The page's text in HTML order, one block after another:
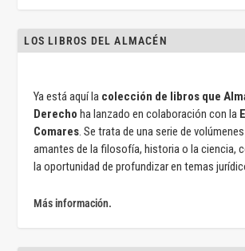
LOS LIBROS DEL ALMACÉN
Ya está aquí la colección de libros que
Derecho ha lanzado en colaboración con la
Comares. Se trata de una serie de
amantes de la filosofía, historia o la ciencia,
la oportunidad de profundizar en temas
Más información.